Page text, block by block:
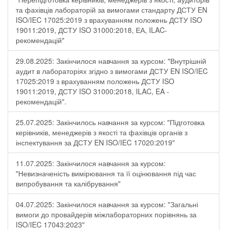
та фахівців лабораторій за вимогами стандарту ДСТУ EN
ISO/IEC 17025:2019 з врахуванням положень ДСТУ ISO
19011:2019, ДСТУ ISO 31000:2018, ЕА, ILAC-
рекомендацій"
29.08.2025: Закінчилося навчання за курсом: "Внутрішній
аудит в лабораторіях згідно з вимогами ДСТУ EN ISO/IEC
17025:2019 з врахуванням положень ДСТУ ISO
19011:2019, ДСТУ ISO 31000:2018, ILAC, EA -
рекомендацій".
25.07.2025: Закінчилось навчання за курсом: "Підготовка
керівників, менеджерів з якості та фахівців органів з
інспектування за ДСТУ EN ISO/IEC 17020:2019"
11.07.2025: Закінчилося навчання за курсом:
"Невизначеність вимірювання та її оцінювання під час
випробування та калібрування"
04.07.2025: Закінчилося навчання за курсом: "Загальні
вимоги до провайдерів міжлабораторних порівнянь за
ISO/IEC 17043:2023"